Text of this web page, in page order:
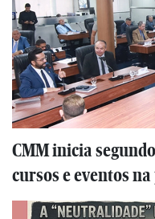
CMM inicia
cursos e eventos